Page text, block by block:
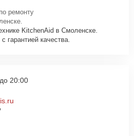
ремонту
KitchenAid в Смоленске.
гарантией качества.
20:00